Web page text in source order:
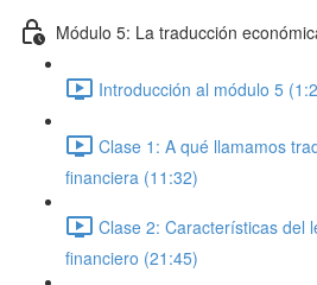
Módulo 5: La traducción
Introducción al módulo 5
Clase 1: A qué llamamos
financiera (11:32)
Clase 2: Características del
financiero (21:45)